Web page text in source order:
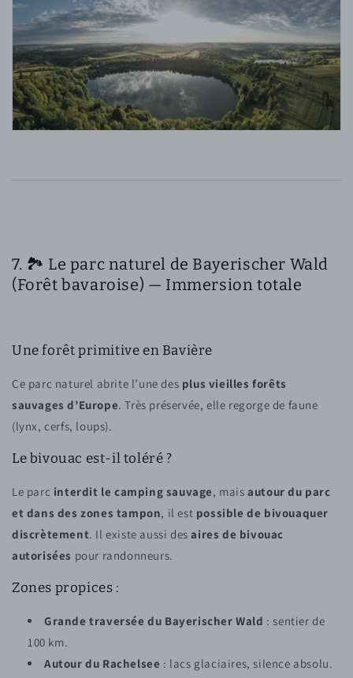
7. 🏞️ Le parc naturel de Bayerischer Wald
(Forêt bavaroise) — Immersion totale
Une forêt primitive en Bavière
Ce parc naturel abrite l’une des plus vieilles forêts
sauvages d’Europe. Très préservée, elle regorge de faune
(lynx, cerfs, loups).
Le bivouac est-il toléré ?
Le parc interdit le camping sauvage, maisautour du parc
et dans des zones tampon, il est possible de bivouaquer
discrètement. Il existe aussi desaires de bivouac
autorisées pour randonneurs.
Zones propices :
Grande traversée du Bayerischer Wald : sentier de
100 km.
Autour du Rachelsee : lacs glaciaires, silence absolu.